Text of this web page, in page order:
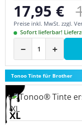
Verkaufspreis:
17,95 €
Preise inkl. MwSt. zzgl.
Sofort lieferbar!
− +
Tonoo Tinte für Brother
XL